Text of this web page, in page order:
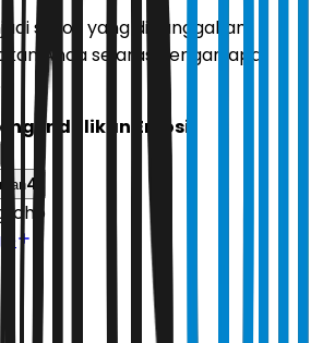
sosok yang dibanggakan,
Anda selaras dengan apa
Emosi
4